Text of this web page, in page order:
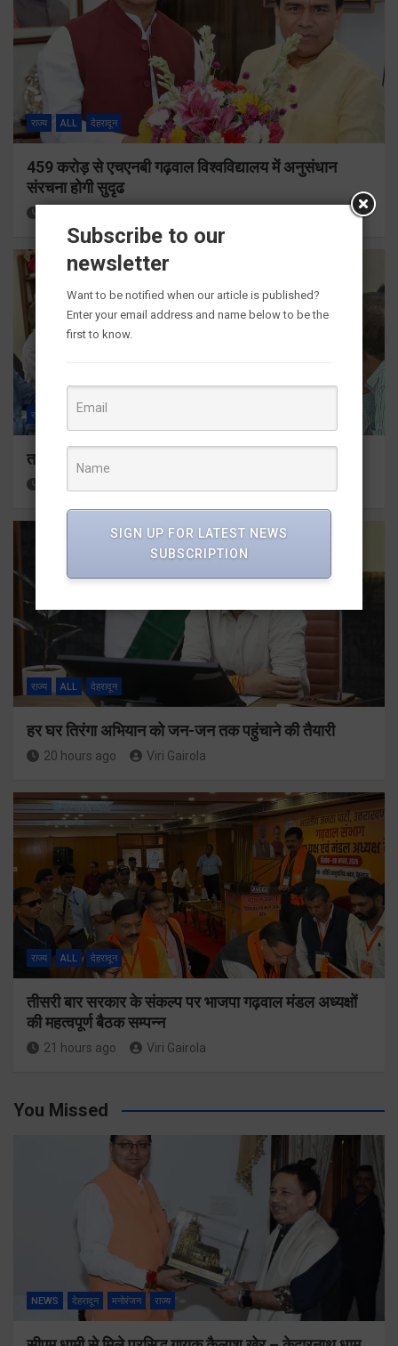
राज्य ALL देहरादून
459 करोड़ से एचएनबी गढ़वाल विश्वविद्यालय में अनुसंधान
संरचना होगी सुदृढ
राज्य देहरादून
तकनीकी शिक्षा विभाग प्रदेशभर में आयोजित करेगा रोजगार मेले
राज्य ALL देहरादून
हर घर तिरंगा अभियान को जन-जन तक पहुंचाने की तैयारी
20 hours ago Viri Gairola
राज्य ALL देहरादून
तीसरी बार सरकार के संकल्प पर भाजपा गढ़वाल मंडल अध्यक्षों
की महत्वपूर्ण बैठक सम्पन्न
21 hours ago Viri Gairola
You Missed
NEWS देहरादून मनोरंजन राज्य
Subscribe to our
newsletter
Want to be notified when our article is published?
Enter your email address and name below to be the
first to know.
SIGN UP FOR LATEST NEWS
SUBSCRIPTION